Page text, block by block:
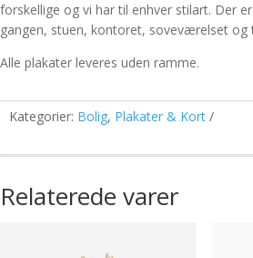
forskellige og vi har til enhver stilart. Der
gangen, stuen, kontoret, soveværelset
Alle plakater leveres uden ramme.
Kategorier: Bolig, Plakater & Kort
Relaterede varer